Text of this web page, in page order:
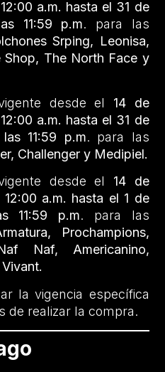
a.m. hasta el 31 de
11:59 p.m. para las
Srping, Leonisa,
Shop, The North Face y
desde el
14 de
a.m. hasta el 31 de
11:59 p.m. para las
Challenger y Medipiel.
desde el
14 de
a.m. hasta el 1 de
11:59 p.m. para las
Prochampions,
Naf, Americanino,
la vigencia específica
de realizar la compra.